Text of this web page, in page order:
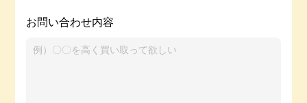
お問い合わせ内容